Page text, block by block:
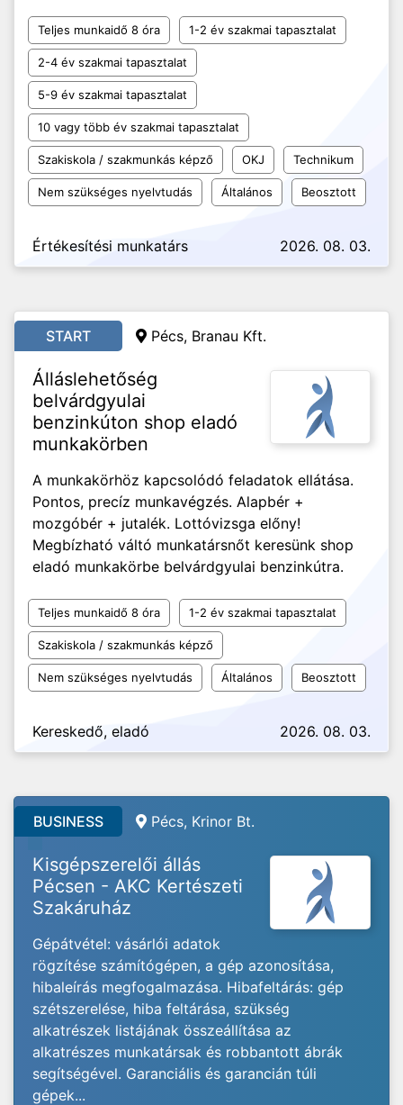
Teljes munkaidő 8 óra 1-2 év szakmai tapasztalat
2-4 év szakmai tapasztalat
5-9 év szakmai tapasztalat
10 vagy több év szakmai tapasztalat
Szakiskola / szakmunkás képző OKJ Technikum
Nem szükséges nyelvtudás Általános Beosztott
Értékesítési munkatárs 2026. 08. 03.
START Pécs, Branau Kft.
Álláslehetőség
belvárdgyulai
benzinkúton shop eladó
munkakörben
A munkakörhöz kapcsolódó feladatok ellátása.
Pontos, precíz munkavégzés. Alapbér +
mozgóbér + jutalék. Lottóvizsga előny!
Megbízható váltó munkatársnőt keresünk shop
eladó munkakörbe belvárdgyulai benzinkútra.
Teljes munkaidő 8 óra 1-2 év szakmai tapasztalat
Szakiskola / szakmunkás képző
Nem szükséges nyelvtudás Általános Beosztott
Kereskedő, eladó 2026. 08. 03.
BUSINESS Pécs, Krinor Bt.
Kisgépszerelői állás
Pécsen - AKC Kertészeti
Szakáruház
Gépátvétel: vásárlói adatok
rögzítése számítógépen, a gép azonosítása,
hibaleírás megfogalmazása. Hibafeltárás: gép
szétszerelése, hiba feltárása, szükség
alkatrészek listájának összeállítása az
alkatrészes munkatársak és robbantott ábrák
segítségével. Garanciális és garancián túli
gépek...